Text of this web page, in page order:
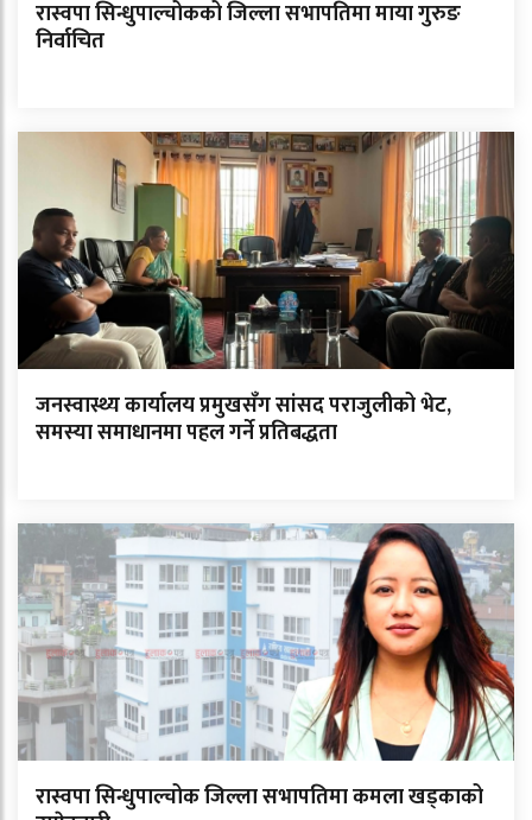
रास्वपा सिन्धुपाल्चोकको जिल्ला सभापतिमा माया गुरुङ
निर्वाचित
जनस्वास्थ्य कार्यालय प्रमुखसँग सांसद पराजुलीको भेट,
समस्या समाधानमा पहल गर्ने प्रतिबद्धता
रास्वपा सिन्धुपाल्चोक जिल्ला सभापतिमा कमला खड्काको